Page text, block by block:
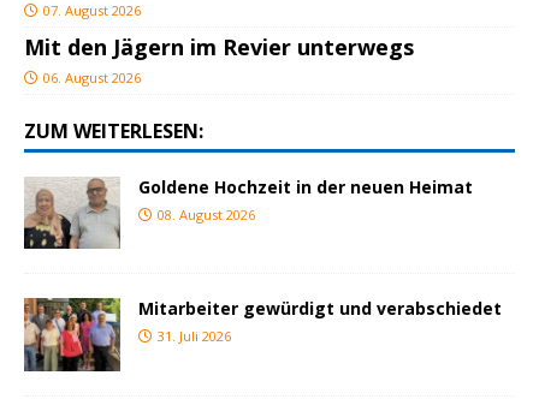
07. August 2026
Mit den Jägern im Revier unterwegs
06. August 2026
ZUM WEITERLESEN:
Goldene Hochzeit in der neuen Heimat
08. August 2026
Mitarbeiter gewürdigt und verabschiedet
31. Juli 2026